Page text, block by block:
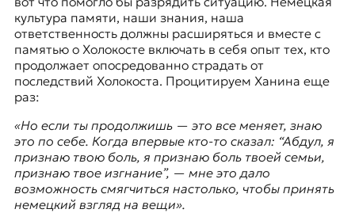
культура памяти, наши знания, наша
ответственность должны расширяться и вместе с
памятью о Холокосте включать в себя опыт тех, кто
продолжает опосредованно страдать от
последствий Холокоста. Процитируем Ханина еще
раз:
«Но если ты продолжишь — это все меняет, знаю
это по себе. Когда впервые кто-то сказал: “Абдул, я
признаю твою боль, я признаю боль твоей семьи,
признаю твое изгнание”, — мне это дало
возможность смягчиться настолько, чтобы принять
немецкий взгляд на вещи».